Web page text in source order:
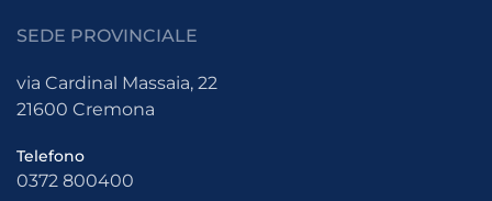
SEDE PROVINCIALE
via Cardinal Massaia, 22
21600 Cremona
Telefono
0372 800400